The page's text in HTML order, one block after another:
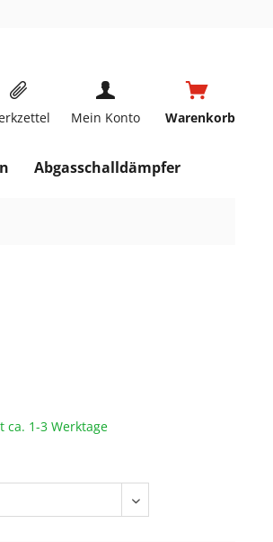
Mein Konto Warenkorb
Abgasschalldämpfer
1-3 Werktage